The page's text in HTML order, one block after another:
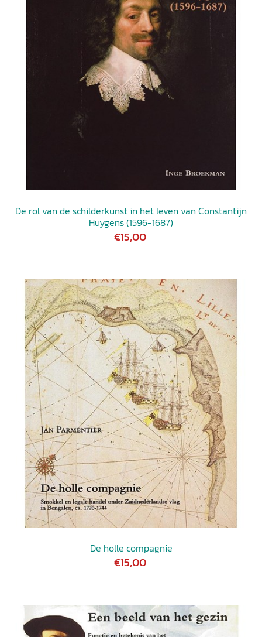
De rol van de schilderkunst in het leven van Constantijn
Huygens (1596-1687)
€15,00
De holle compagnie
€15,00